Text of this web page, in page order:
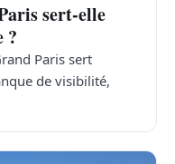
sert-elle
?
Paris sert
de visibilité,